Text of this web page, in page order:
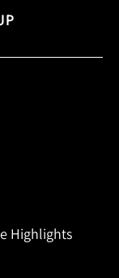
Highlights